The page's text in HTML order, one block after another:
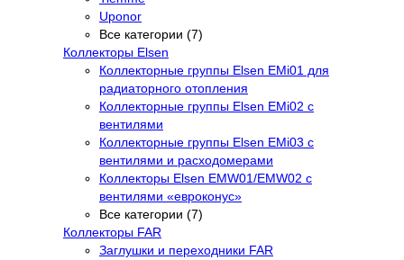
Uponor
Все категории (7)
Коллекторы Elsen
Коллекторные группы Elsen EMi01 для
радиаторного отопления
Коллекторные группы Elsen EMi02 с
вентилями
Коллекторные группы Elsen EMi03 с
вентилями и расходомерами
Коллекторы Elsen EMW01/EMW02 с
вентилями «евроконус»
Все категории (7)
Коллекторы FAR
Заглушки и переходники FAR